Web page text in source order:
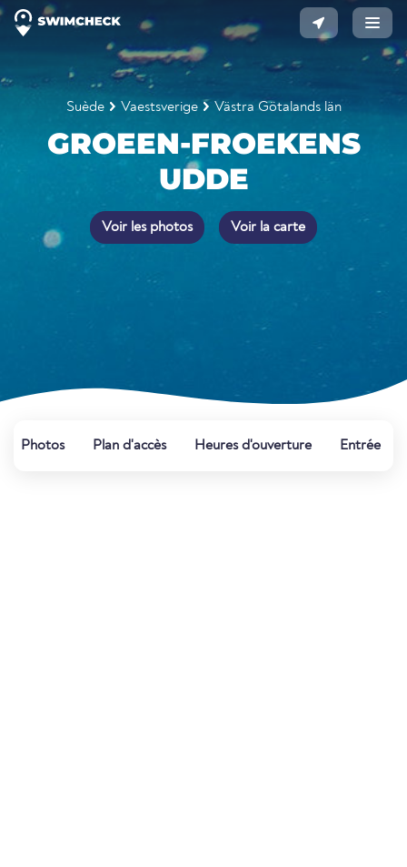
Suède Vaestsverige Västra Götalands län
GROEEN-FROEKENS
UDDE
Voir les photos Voir la carte
Photos Plan d'accès Heures d'ouverture Entrée